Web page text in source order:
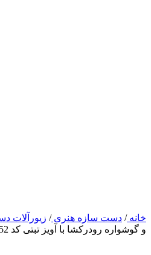
خانه/ دست سازه هنری/ زیورآلات
و گوشواره رودرکشا با آویز تبتی کد 52